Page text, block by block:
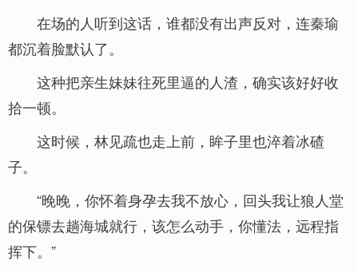
在场的人听到这话，谁都没有出声反对，连秦瑜
都沉着脸默认了。
这种把亲生妹妹往死里逼的人渣，确实该好好收
拾一顿。
这时候，林见疏也走上前，眸子里也淬着冰碴
子。
“晚晚，你怀着身孕去我不放心，回头我让狼人堂
的保镖去趟海城就行，该怎么动手，你懂法，远程指
挥下。”